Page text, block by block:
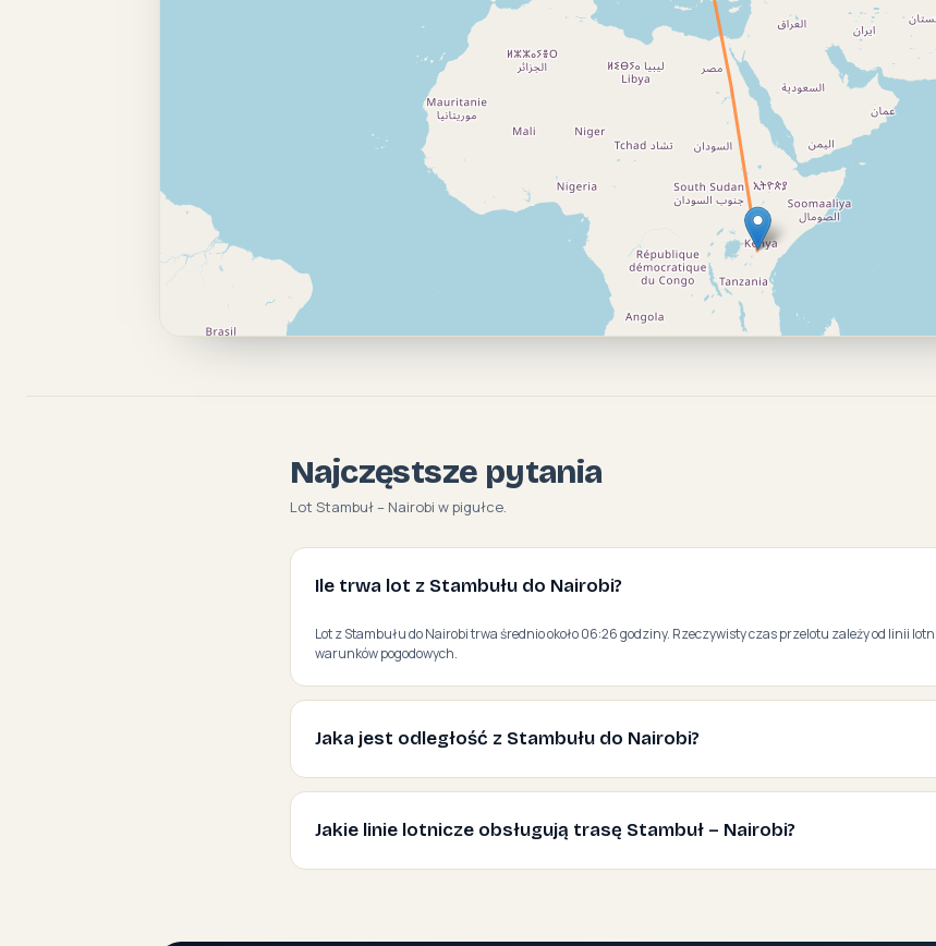
Najczęstsze pytania
Lot Stambuł – Nairobi w pigułce.
Ile trwa lot z Stambułu do Nairobi?
Lot z Stambułu do Nairobi trwa średnio około 06:26 godziny. Rzeczywisty czas przelotu zależy od linii
warunków pogodowych.
Jaka jest odległość z Stambułu do Nairobi?
Jakie linie lotnicze obsługują trasę Stambuł – Nairobi?